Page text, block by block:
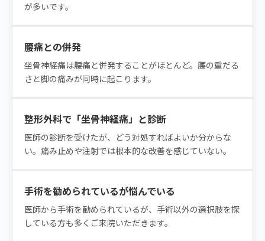
が多いです。
腰痛との併発
坐骨神経痛は腰痛と併発することがほとんど。腰の重だる
さと脚の痛みが同時に起こります。
整形外科で「坐骨神経痛」と診断
医師の診断を受けたが、どう対処すればよいか分からな
い。痛み止めや注射では根本的な改善を感じていない。
手術を勧められているが悩んでいる
医師から手術を勧められているが、手術以外の選択肢を探
している方も多くご来院いただきます。